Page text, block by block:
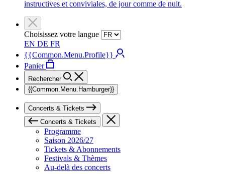
instructives et conviviales, de jour comme de nuit.
Choisissez votre langue
EN DE FR
{{Common.Menu.Profile}}
Panier
Rechercher
{{Common.Menu.Hamburger}}
Concerts & Tickets
Concerts & Tickets
Programme
Saison 2026/27
Tickets & Abonnements
Festivals & Thèmes
Au-delà des concerts